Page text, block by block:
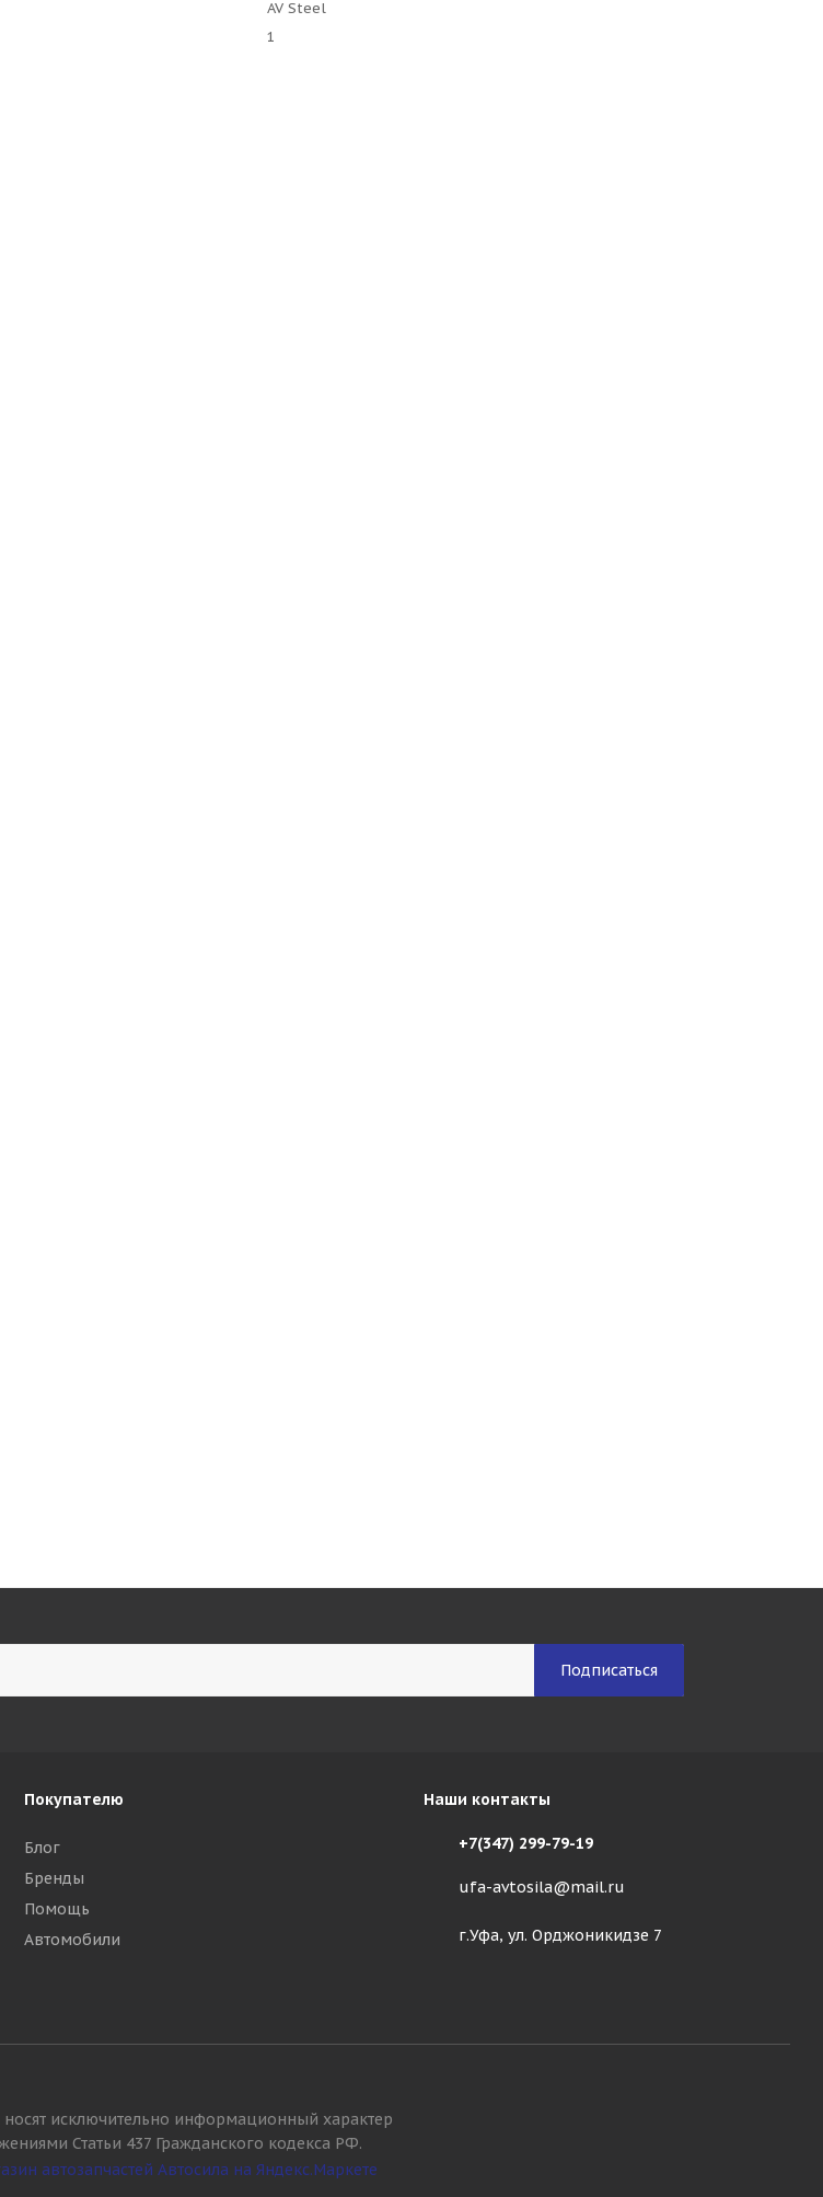
AV Steel
1
Покупателю
Блог
Бренды
Помощь
Автомобили
Наши контакты
+7(347) 299-79-19
ufa-avtosila@mail.ru
г.Уфа, ул. Орджоникидзе 7
исключительно информационный характер
Статьи 437 Гражданского кодекса РФ.